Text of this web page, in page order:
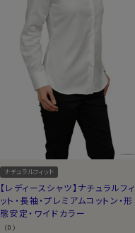
ナチュラルフィット
【レディースシャツ】ナチュラルフィ
ット・長袖・プレミアムコットン・形
態安定・ワイドカラー
（0）